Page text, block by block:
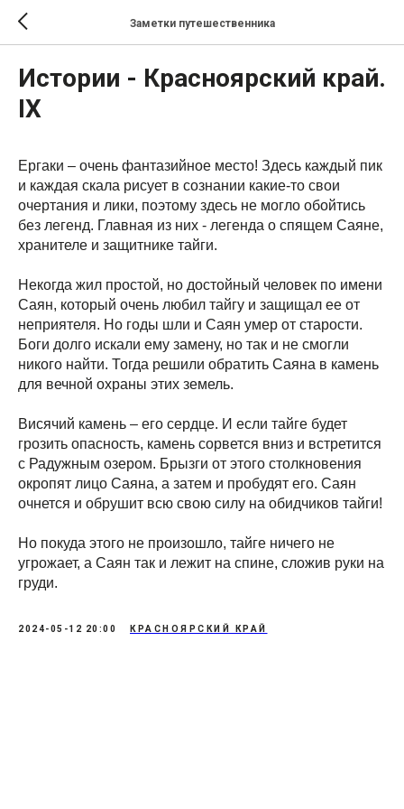
Заметки путешественника
Истории - Красноярский край.
IX
Ергаки – очень фантазийное место! Здесь каждый пик
и каждая скала рисует в сознании какие-то свои
очертания и лики, поэтому здесь не могло обойтись
без легенд. Главная из них - легенда о спящем Саяне,
хранителе и защитнике тайги.
Некогда жил простой, но достойный человек по имени
Саян, который очень любил тайгу и защищал ее от
неприятеля. Но годы шли и Саян умер от старости.
Боги долго искали ему замену, но так и не смогли
никого найти. Тогда решили обратить Саяна в камень
для вечной охраны этих земель.
Висячий камень – его сердце. И если тайге будет
грозить опасность, камень сорвется вниз и встретится
с Радужным озером. Брызги от этого столкновения
окропят лицо Саяна, а затем и пробудят его. Саян
очнется и обрушит всю свою силу на обидчиков тайги!
Но покуда этого не произошло, тайге ничего не
угрожает, а Саян так и лежит на спине, сложив руки на
груди.
2024-05-12 20:00 КРАСНОЯРСКИЙ КРАЙ